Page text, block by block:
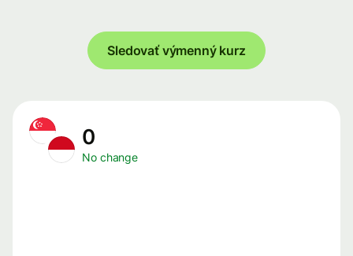
Sledovať výmenný kurz
0
No change